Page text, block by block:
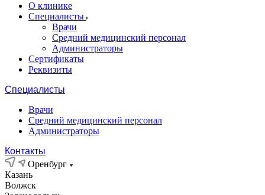
О клинике
Специалисты
Врачи
Средний медицинский персонал
Администраторы
Сертификаты
Реквизиты
Специалисты
Врачи
Средний медицинский персонал
Администраторы
Контакты
Оренбург
Казань
Волжск